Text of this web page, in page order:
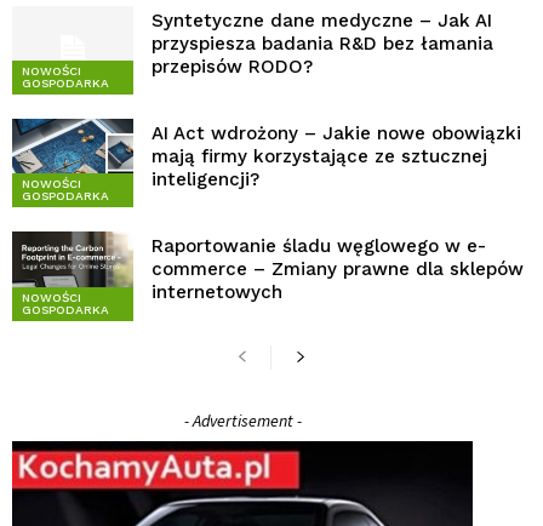
NOWOŚCI
GOSPODARKA
Syntetyczne dane medyczne – Jak AI
przyspiesza badania R&D bez łamania
przepisów RODO?
NOWOŚCI
GOSPODARKA
AI Act wdrożony – Jakie nowe obowiązki
mają firmy korzystające ze sztucznej
inteligencji?
NOWOŚCI
GOSPODARKA
Raportowanie śladu węglowego w e-
commerce – Zmiany prawne dla sklepów
internetowych
- Advertisement -